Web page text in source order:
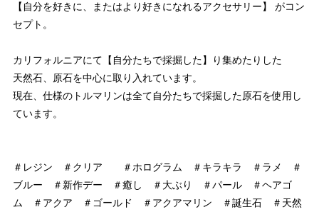
【自分を好きに、またはより好きになれるアクセサリー】 がコン
セプト。
カリフォルニアにて【自分たちで採掘した】り集めたりした
天然石、原石を中心に取り入れています。
現在、仕様のトルマリンは全て自分たちで採掘した原石を使用し
ています。
＃レジン ＃クリア ＃ホログラム ＃キラキラ ＃ラメ ＃
ブルー ＃新作デー ＃癒し ＃大ぶり ＃パール ＃ヘアゴ
ム ＃アクア ＃ゴールド ＃アクアマリン ＃誕生石 ＃天然